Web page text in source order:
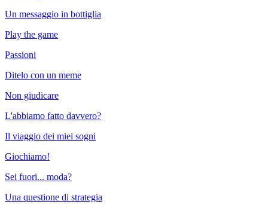
Un messaggio in bottiglia
Play the game
Passioni
Ditelo con un meme
Non giudicare
L'abbiamo fatto davvero?
Il viaggio dei miei sogni
Giochiamo!
Sei fuori... moda?
Una questione di strategia